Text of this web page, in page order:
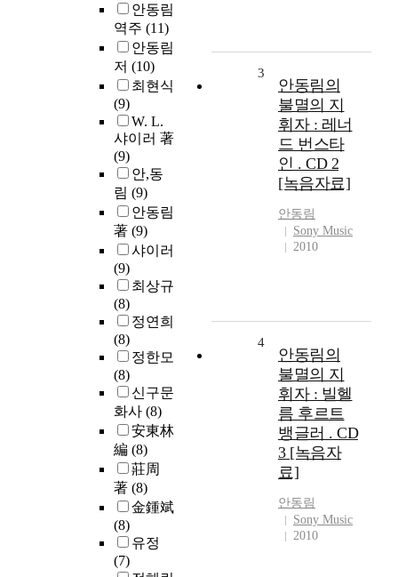
안동림
역주 (11)
안동림
저 (10)
최현식
(9)
W. L.
샤이러 著
(9)
안,동
림 (9)
안동림
著 (9)
샤이러
(9)
최상규
(8)
정연희
(8)
정한모
(8)
신구문
화사 (8)
安東林
編 (8)
莊周
著 (8)
金鍾斌
(8)
유정
(7)
3
안동림의
불멸의 지
휘자 : 레너
드 번스타
인 . CD 2
[녹음자료]
안동림
Sony Music
2010
4
안동림의
불멸의 지
휘자 : 빌헬
름 후르트
뱅글러 . CD
3 [녹음자
료]
안동림
Sony Music
2010